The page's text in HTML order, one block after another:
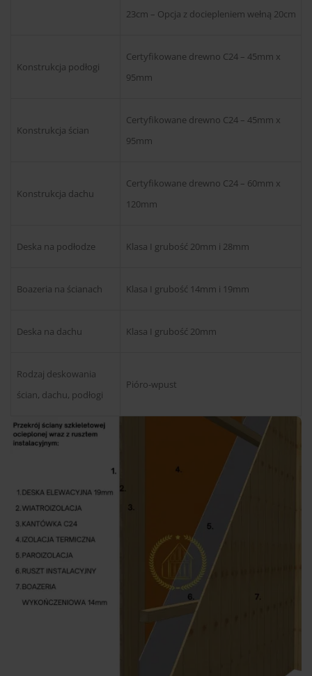
23cm – Opcja z dociepleniem wełną 20cm
Konstrukcja podłogi
Certyfikowane drewno C24 – 45mm x
95mm
Konstrukcja ścian
Certyfikowane drewno C24 – 45mm x
95mm
Konstrukcja dachu
Certyfikowane drewno C24 – 60mm x
120mm
Deska na podłodze Klasa I grubość 20mm i 28mm
Boazeria na ścianach Klasa I grubość 14mm i 19mm
Deska na dachu Klasa I grubość 20mm
Rodzaj deskowania
ścian, dachu, podłogi
Pióro-wpust